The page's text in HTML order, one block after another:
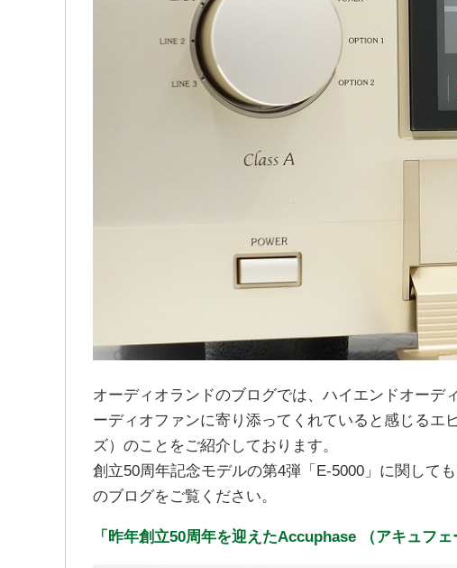
オーディオランドのブログでは、ハイエンドオーデ
ーディオファンに寄り添ってくれていると感じるエ
ズ）のことをご紹介しております。
創立50周年記念モデルの第4弾「E-5000」に関して
のブログをご覧ください。
「昨年創立50周年を迎えたAccuphase （アキュフェ